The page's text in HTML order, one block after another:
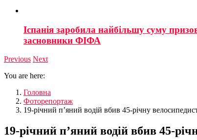
Іспанія заробила найбільшу суму
засновники ФІФА
Previous Next
You are here:
Головна
Фоторепортаж
19-річний п’яний водій вбив 45-річну
19-річний п’яний водій вбив 45-